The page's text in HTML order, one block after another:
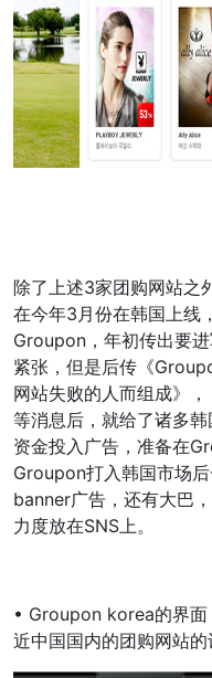
除了上述3家团购网站之
在今年3月份在韩国上线
Groupon，年初传出要
紧张，但是后传《
网站失败的人而组成》
等消息后，就给了诸多
资金投入广告，准备在
Groupon打入韩国市场
banner广告，还有大巴
力度放在SNS上。
• Groupon korea的界
近中国国内的团购网站的